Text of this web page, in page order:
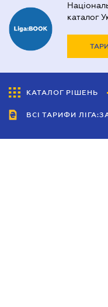
каталог
КАТАЛОГ РІШЕНЬ
ВСІ ТАРИФИ